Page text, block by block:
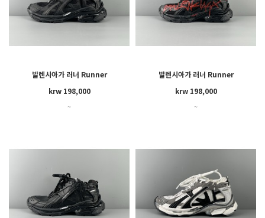
발렌시아가 러너 Runner
krw 198,000
~
발렌시아가 러너 Runner
krw 198,000
~